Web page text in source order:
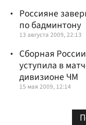
Россияне
по бадминтону
13 августа 2009, 22:13
Сборная
уступила в
дивизионе ЧМ
15 мая 2009, 12:14